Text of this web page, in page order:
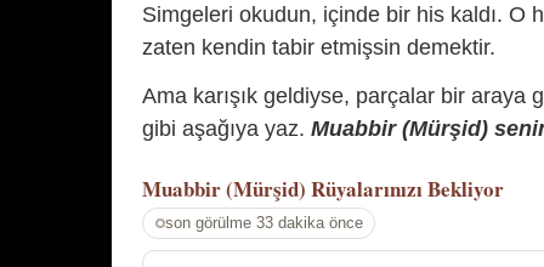
Simgeleri okudun, içinde bir his kaldı. O
zaten kendin tabir etmişsin demektir.
Ama karışık geldiyse, parçalar bir araya
gibi aşağıya yaz. Muabbir (Mürşid)
Muabbir (Mürşid) Rüyalarınızı Bekliyor
son görülme 33 dakika önce